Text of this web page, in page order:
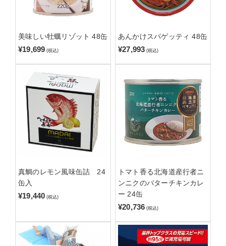
美味しい牡蠣リゾット 48缶
¥19,699 (税込)
あんかけスパゲッティ 48缶
¥27,993 (税込)
真鯛のレモン風味缶詰 24
缶入
¥19,440 (税込)
トマト香る北海道産行者ニ
ンニクのバターチキンカレ
ー 24缶
¥20,736 (税込)